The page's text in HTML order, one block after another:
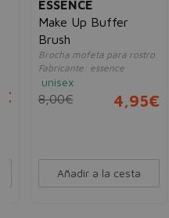
ESSENCE
Make Up Buffer
Brush
Brocha mofeta para rostro
Fabricante: essence
unisex
8,00€ 4,95€
Añadir a la cesta